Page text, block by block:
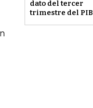
dato del tercer
trimestre del PIB